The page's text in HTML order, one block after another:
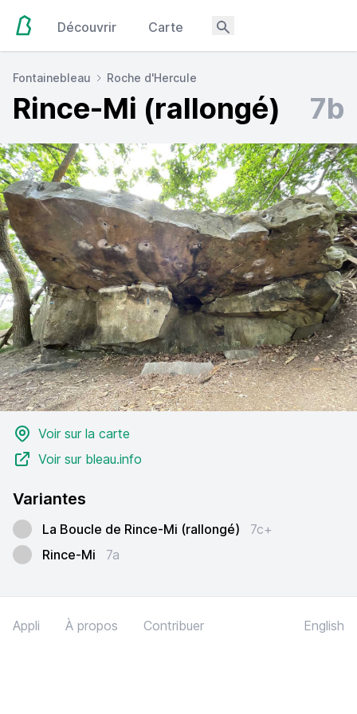
Découvrir Carte
Fontainebleau Roche d'Hercule
Rince-Mi (rallongé) 7b
Voir sur la carte
Voir sur bleau.info
Variantes
La Boucle de Rince-Mi (rallongé)
7c+
Rince-Mi
7a
Appli À propos Contribuer English